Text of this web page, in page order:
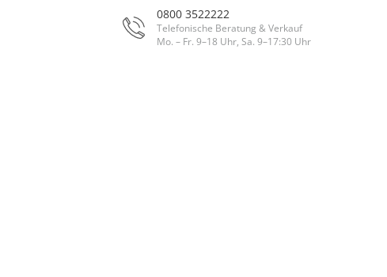
0800 3522222
Telefonische Beratung & Verkauf
Mo. – Fr. 9–18 Uhr, Sa. 9–17:30 Uhr